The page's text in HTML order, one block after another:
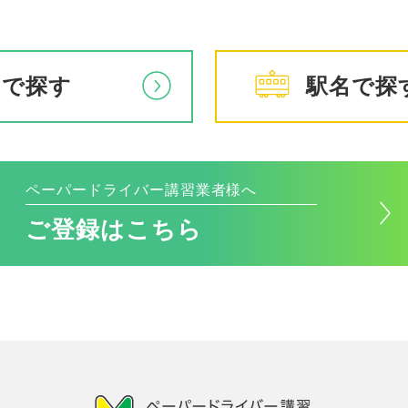
探す 駅名で探
ペーパードライバー講習業者様へ
ご登録はこちら